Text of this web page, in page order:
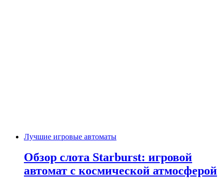
Лучшие игровые автоматы
Обзор слота Starburst: игровой
автомат с космической атмосферой